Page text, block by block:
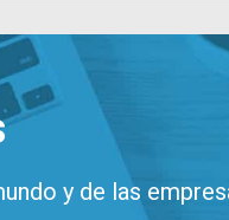
y de las